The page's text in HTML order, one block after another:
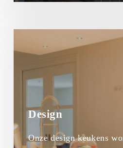
Design
Onze design keukens